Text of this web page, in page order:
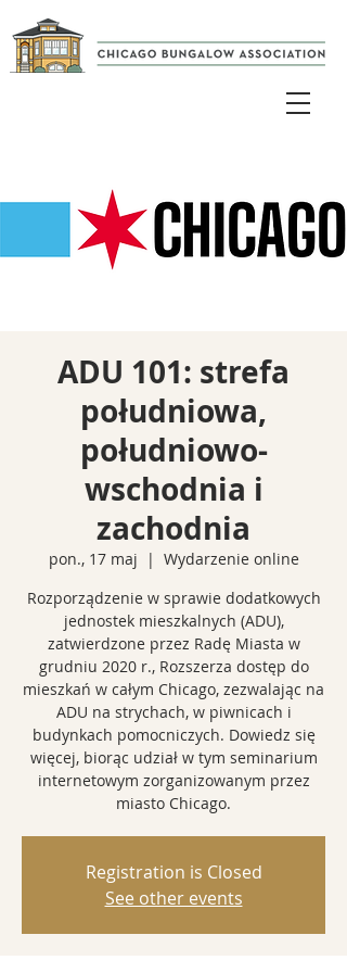
ADU 101: strefa
południowa,
południowo-
wschodnia i
zachodnia
pon., 17 maj
  |
Wydarzenie online
Rozporządzenie w sprawie dodatkowych
jednostek mieszkalnych (ADU),
zatwierdzone przez Radę Miasta w
grudniu 2020 r., Rozszerza dostęp do
mieszkań w całym Chicago, zezwalając na
ADU na strychach, w piwnicach i
budynkach pomocniczych. Dowiedz się
więcej, biorąc udział w tym seminarium
internetowym zorganizowanym przez
miasto Chicago.
Registration is Closed
See other events